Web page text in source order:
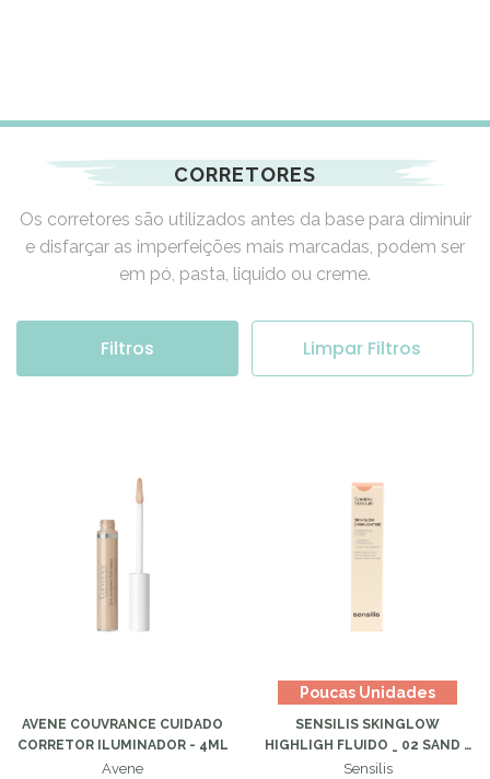
CORRETORES
Os corretores são utilizados antes da base para diminuir
e disfarçar as imperfeições mais marcadas, podem ser
em pó, pasta, liquido ou creme.
Filtros Limpar Filtros
AVENE COUVRANCE CUIDADO
CORRETOR ILUMINADOR - 4ML
Avene
Poucas Unidades
SENSILIS SKINGLOW
HIGHLIGH FLUIDO _ 02 SAND -
4,5ML
Sensilis